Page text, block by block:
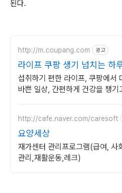
된다.
http://m.coupang.com 광고
라이프 쿠팡 생기 넘치는 하
섭취하기 편한 라이프, 쿠팡에서
바쁜 일상, 간편하게 건강을 챙기
http://cafe.naver.com/caresoft
요양세상
재가센터 관리프로그램(급여, 사
관리,재활운동,레크)